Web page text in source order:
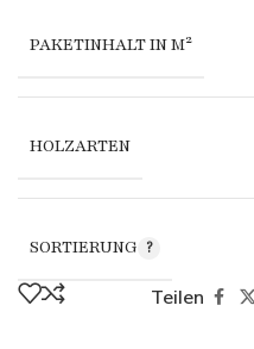
PAKETINHALT IN M²
HOLZARTEN
SORTIERUNG
Teilen